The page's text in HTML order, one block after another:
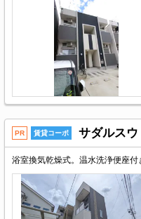
PR 賃貸コーポ サダルスウ
浴室換気乾燥式。温水洗浄便座付